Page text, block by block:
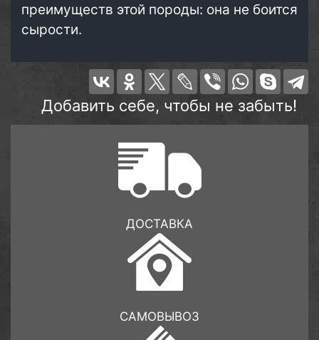
преимуществ этой породы: она не боится
сырости.
Добавить себе, чтобы не забыть!
ДОСТАВКА
САМОВЫВОЗ